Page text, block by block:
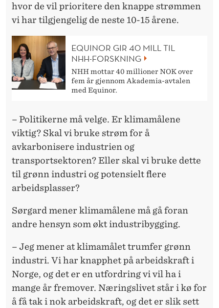
hvor de vil prioritere den knappe strømmen
vi har tilgjengelig de neste 10-15 årene.
EQUINOR GIR 40 MILL TIL
NHH-FORSKNING
NHH mottar 40 millioner NOK over
fem år gjennom Akademia-avtalen
med Equinor.
– Politikerne må velge. Er klimamålene
viktig? Skal vi bruke strøm for å
avkarbonisere industrien og
transportsektoren? Eller skal vi bruke dette
til grønn industri og potensielt flere
arbeidsplasser?
Sørgard mener klimamålene må gå foran
andre hensyn som økt industribygging.
– Jeg mener at klimamålet trumfer grønn
industri. Vi har knapphet på arbeidskraft i
Norge, og det er en utfordring vi vil ha i
mange år fremover. Næringslivet står i kø for
å få tak i nok arbeidskraft, og det er slik sett